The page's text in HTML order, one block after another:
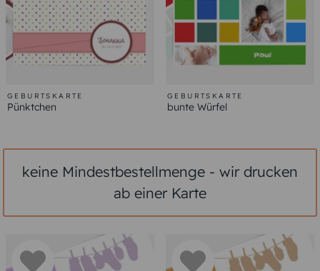
GEBURTSKARTE
Pünktchen
GEBURTSKARTE
bunte Würfel
keine Mindestbestellmenge - wir drucken
ab einer Karte